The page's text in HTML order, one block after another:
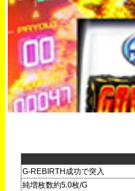
G-REBIRTH成功で突入
純増枚数約5.0枚/G